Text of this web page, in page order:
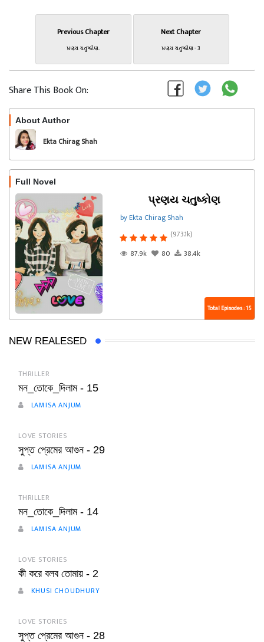
Previous Chapter
પ્રણય ચતુષ્કોણ.
Next Chapter
પ્રણય ચતુષ્કોણ - 3
Share This Book On:
About Author
Ekta Chirag Shah
Full Novel
પ્રણય ચતુષ્કોણ
by Ekta Chirag Shah
(973.1k)
87.9k
80 38.4k
Total Episodes : 15
NEW REALESED
THRILLER
মন_তোকে_দিলাম - 15
LAMISA ANJUM
LOVE STORIES
সুপ্ত প্রেমের আগুন - 29
LAMISA ANJUM
THRILLER
মন_তোকে_দিলাম - 14
LAMISA ANJUM
LOVE STORIES
কী করে বলব তোমায় - 2
KHUSI CHOUDHURY
LOVE STORIES
সুপ্ত প্রেমের আগুন - 28